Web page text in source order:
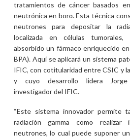
tratamientos de cáncer basados
neutrónica en boro. Esta técnica
neutrones para depositar la
localizada en células
absorbido un fármaco enriquecido
BPA). Aquí se aplicará un sistema
IFIC, con cotitularidad entre CSIC y
y cuyo desarrollo lidera Jorge
investigador del IFIC.
“Este sistema innovador permite
radiación gamma como realizar
neutrones, lo cual puede suponer